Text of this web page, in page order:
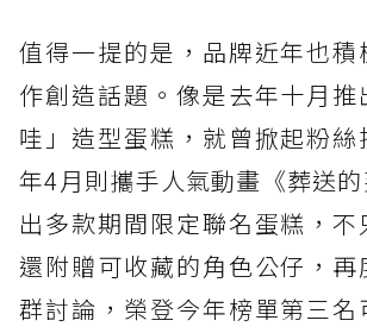
值得一提的是，品牌近年也積
作創造話題。像是去年十月推
哇」造型蛋糕，就曾掀起粉絲
年4月則攜手人氣動畫《葬送
出多款期間限定聯名蛋糕，不
還附贈可收藏的角色公仔，再
群討論，榮登今年榜單第三名